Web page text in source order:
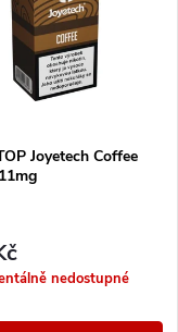
Joyetech Coffee
nedostupné